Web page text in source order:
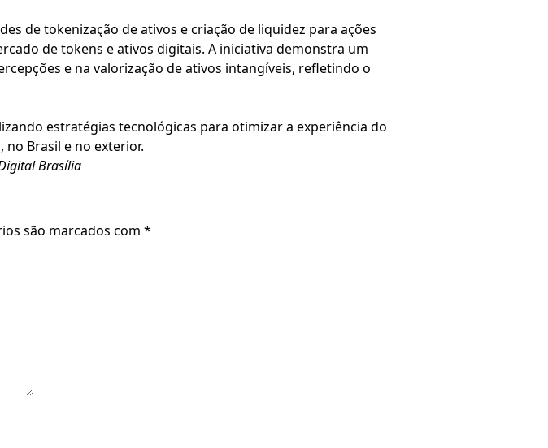
de tokenização de ativos e criação de liquidez para ações
de tokens e ativos digitais. A iniciativa demonstra um
e na valorização de ativos intangíveis, refletindo o
estratégias tecnológicas para otimizar a experiência do
Brasil e no exterior.
Brasília
são marcados com *